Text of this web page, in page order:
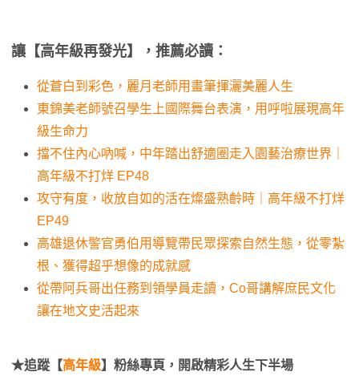
讓【高年級再發光】，推薦必讀：
從蒼白到彩色，麗月老師用畫筆揮灑美麗人生
東錦美老師號召學生上國際舞台表演，用呼啦展現高年
級生命力
擋不住內心吶喊，中年踏出舒適圈走入園藝治療世界｜
高年級不打烊 EP48
攻守有度，收放自如的活在燦盛熟齡時｜高年級不打烊
EP49
高雄退休警官勇伯用導覽帶民眾探索自然生態，從零紮
根、獲得超乎想像的成就感
從帶阿兵哥出任務到領學員走讀，Co哥講解庶民文化
讓在地文史活起來
★追蹤【高年級】粉絲專頁，開啟精彩人生下半場